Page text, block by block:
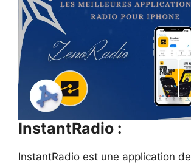
InstantRadio :
InstantRadio est une application de